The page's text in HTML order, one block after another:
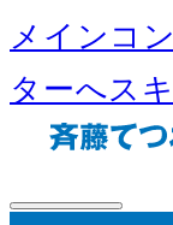
メインコ
ターへス